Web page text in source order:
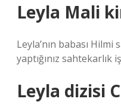
Leyla Mali
Leyla’nın babası
yaptığınız sahtekarlık
Leyla dizisi